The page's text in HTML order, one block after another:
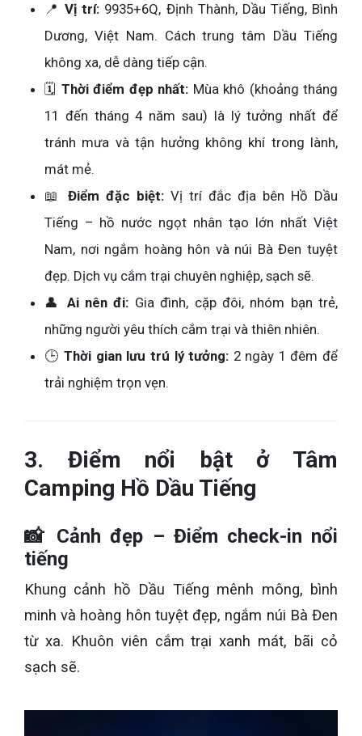
📍Vị trí: 9935+6Q, Định Thành, Dầu Tiếng, Bình
Dương, Việt Nam. Cách trung tâm Dầu Tiếng
không xa, dễ dàng tiếp cận.
🗓️ Thời điểm đẹp nhất: Mùa khô (khoảng tháng
11 đến tháng 4 năm sau) là lý tưởng nhất để
tránh mưa và tận hưởng không khí trong lành,
mát mẻ.
📖 Điểm đặc biệt: Vị trí đắc địa bên Hồ Dầu
Tiếng – hồ nước ngọt nhân tạo lớn nhất Việt
Nam, nơi ngắm hoàng hôn và núi Bà Đen tuyệt
đẹp. Dịch vụ cắm trại chuyên nghiệp, sạch sẽ.
👤 Ai nên đi: Gia đình, cặp đôi, nhóm bạn trẻ,
những người yêu thích cắm trại và thiên nhiên.
🕒Thời gian lưu trú lý tưởng: 2 ngày 1 đêm để
trải nghiệm trọn vẹn.
3. Điểm nổi bật ở Tâm
Camping Hồ Dầu Tiếng
📸 Cảnh đẹp – Điểm check-in nổi
tiếng
Khung cảnh hồ Dầu Tiếng mênh mông, bình
minh và hoàng hôn tuyệt đẹp, ngắm núi Bà Đen
từ xa. Khuôn viên cắm trại xanh mát, bãi cỏ
sạch sẽ.